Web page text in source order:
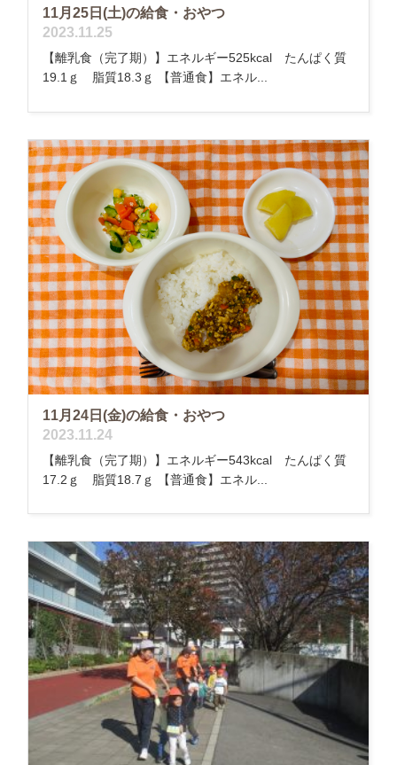
11月25日(土)の給食・おやつ
2023.11.25
【離乳食（完了期）】エネルギー525kcal たんぱく質
19.1ｇ 脂質18.3ｇ 【普通食】エネル...
11月24日(金)の給食・おやつ
2023.11.24
【離乳食（完了期）】エネルギー543kcal たんぱく質
17.2ｇ 脂質18.7ｇ 【普通食】エネル...